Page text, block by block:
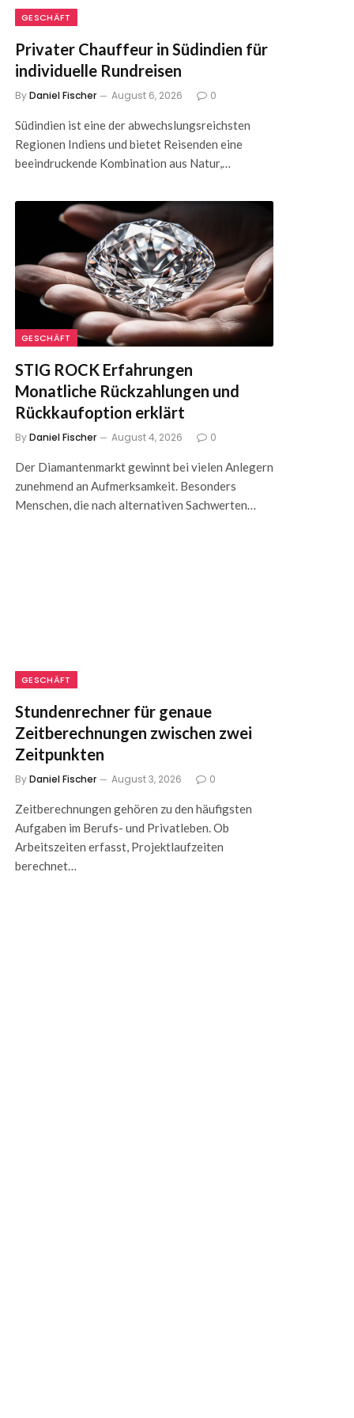
GESCHÄFT
Privater Chauffeur in Südindien für
individuelle Rundreisen
ByDaniel Fischer August 6, 2026 0
Südindien ist eine der abwechslungsreichsten
Regionen Indiens und bietet Reisenden eine
beeindruckende Kombination aus Natur,…
GESCHÄFT
STIG ROCK Erfahrungen
Monatliche Rückzahlungen und
Rückkaufoption erklärt
ByDaniel Fischer August 4, 2026 0
Der Diamantenmarkt gewinnt bei vielen Anlegern
zunehmend an Aufmerksamkeit. Besonders
Menschen, die nach alternativen Sachwerten…
GESCHÄFT
Stundenrechner für genaue
Zeitberechnungen zwischen zwei
Zeitpunkten
ByDaniel Fischer August 3, 2026 0
Zeitberechnungen gehören zu den häufigsten
Aufgaben im Berufs- und Privatleben. Ob
Arbeitszeiten erfasst, Projektlaufzeiten
berechnet…